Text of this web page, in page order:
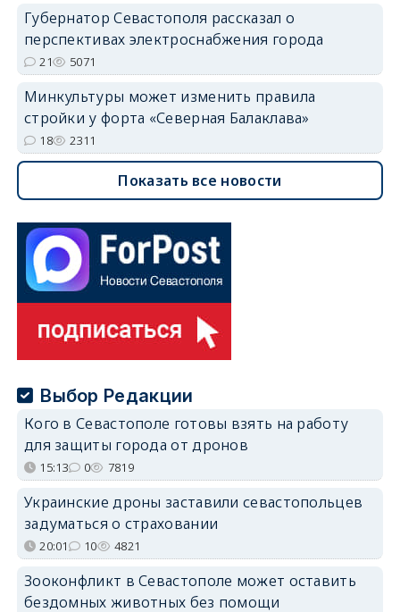
Губернатор Севастополя рассказал о
перспективах электроснабжения города
21 5071
Минкультуры может изменить правила
стройки у форта «Северная Балаклава»
18 2311
Показать все новости
Выбор Редакции
Кого в Севастополе готовы взять на работу
для защиты города от дронов
15:13 0 7819
Украинские дроны заставили севастопольцев
задуматься о страховании
20:01 10 4821
Зооконфликт в Севастополе может оставить
бездомных животных без помощи